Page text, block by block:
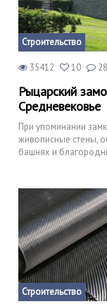
Строительство
35412 10
Рыцарский
Средневековье
При упоминании
живописные стены,
башнях и
Строительство